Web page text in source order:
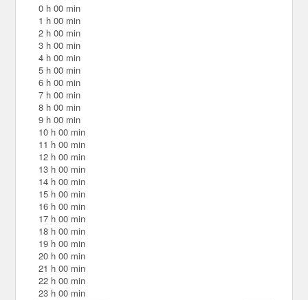
0 h 00 min
1 h 00 min
2 h 00 min
3 h 00 min
4 h 00 min
5 h 00 min
6 h 00 min
7 h 00 min
8 h 00 min
9 h 00 min
10 h 00 min
11 h 00 min
12 h 00 min
13 h 00 min
14 h 00 min
15 h 00 min
16 h 00 min
17 h 00 min
18 h 00 min
19 h 00 min
20 h 00 min
21 h 00 min
22 h 00 min
23 h 00 min